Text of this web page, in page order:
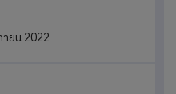
ายน 2022